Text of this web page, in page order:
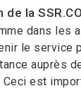
la
dans les
le service
auprès
est